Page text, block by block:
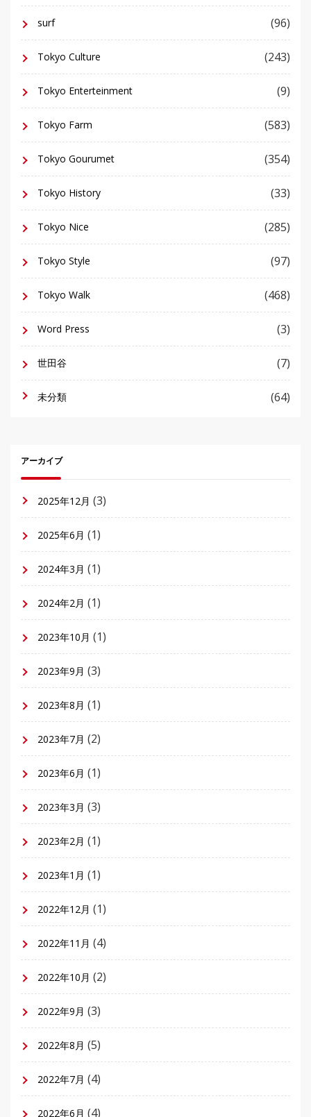
surf (96)
Tokyo Culture (243)
Tokyo Enterteinment (9)
Tokyo Farm (583)
Tokyo Gourumet (354)
Tokyo History (33)
Tokyo Nice (285)
Tokyo Style (97)
Tokyo Walk (468)
Word Press (3)
世田谷 (7)
未分類 (64)
アーカイブ
2025年12月 (3)
2025年6月 (1)
2024年3月 (1)
2024年2月 (1)
2023年10月 (1)
2023年9月 (3)
2023年8月 (1)
2023年7月 (2)
2023年6月 (1)
2023年3月 (3)
2023年2月 (1)
2023年1月 (1)
2022年12月 (1)
2022年11月 (4)
2022年10月 (2)
2022年9月 (3)
2022年8月 (5)
2022年7月 (4)
2022年6月 (4)